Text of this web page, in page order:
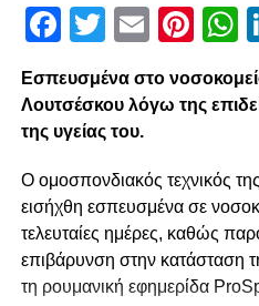
Facebook
Twitter
Email
RELATED TOPICS:
Η οικογένεια του ΠΑΟΚ
Κωνσταντίνου.
DON'T MISS
Οι ευχές της ΠΑΕ στον
Facebook
Twitter
Email
Εσπευσμένα στο
Λουτσέσκου λόγω της
της υγείας του.
Ο ομοσπονδιακός τεχνικός
εισήχθη εσπευσμένα σε
τελευταίες ημέρες, καθώς
επιβάρυνση στην κατάσταση
τη ρουμανική εφημερίδα